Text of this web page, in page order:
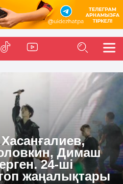
Димаш
24-ші
жаңалықтары